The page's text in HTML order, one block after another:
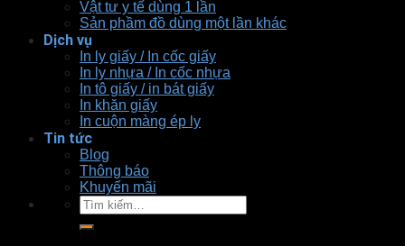
Vật tư y tế dùng 1 lần
Sản phầm đồ dùng một lần khác
Dịch vụ
In ly giấy / In cốc giấy
In ly nhựa / In cốc nhựa
In tô giấy / in bát giấy
In khăn giấy
In cuộn màng ép ly
Tin tức
Blog
Thông báo
Khuyến mãi
Tìm
kiếm: